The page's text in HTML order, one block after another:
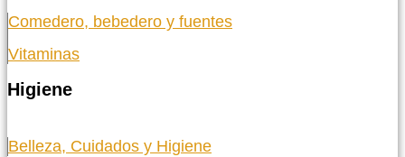
Comedero, bebedero y fuentes
Vitaminas
Higiene
Belleza, Cuidados y Higiene